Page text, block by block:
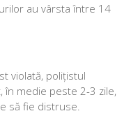
au vârsta între 14
violată, polițistul
în medie peste 2-3 zile,
să fie distruse.